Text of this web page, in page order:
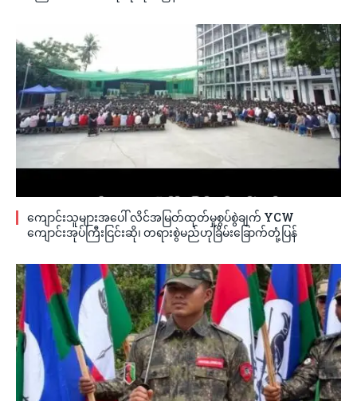
ကျောင်းသူများအပေါ် လိင်အမြတ်ထုတ်မှုစွပ်စွဲချက် YCW
ကျောင်းအုပ်ကြီးငြင်းဆို၊ တရားစွဲမည်ဟုခြိမ်းခြောက်တုံ့ပြန်